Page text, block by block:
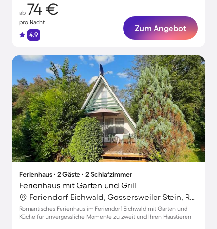
ab 74 €
pro Nacht
4.9
Zum Angebot
Ferienhaus ∙ 2 Gäste ∙ 2 Schlafzimmer
Ferienhaus mit Garten und Grill
Feriendorf Eichwald, Gossersweiler-Stein, Rheinland-Pfalz
Romantisches Ferienhaus im Feriendorf Eichwald mit Garten und
Küche für unvergessliche Momente zu zweit und Ihren Haustieren